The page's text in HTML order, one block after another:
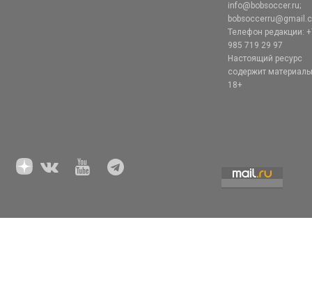
info@bobsoccer.ru;
Телефон редакции:
985 719 29 97
Настоящий ресурс
содержит
18+